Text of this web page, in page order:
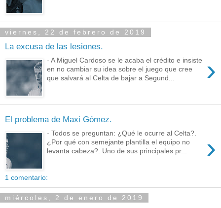
viernes, 22 de febrero de 2019
La excusa de las lesiones.
›
- A Miguel Cardoso se le acaba el crédito e insiste
en no cambiar su idea sobre el juego que cree
que salvará al Celta de bajar a Segund...
El problema de Maxi Gómez.
›
- Todos se preguntan: ¿Qué le ocurre al Celta?.
¿Por qué con semejante plantilla el equipo no
levanta cabeza?. Uno de sus principales pr...
1 comentario:
miércoles, 2 de enero de 2019